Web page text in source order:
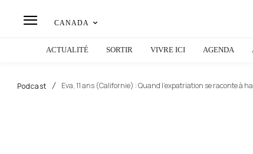
CANADA
ACTUALITÉ SORTIR VIVRE ICI AGENDA
Podcast Eva, 11 ans (Californie) : Quand l’expatriation se raconte à